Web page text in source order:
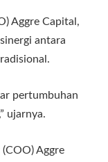
Aggre Capital,
antara
pertumbuhan
ujarnya.
Aggre